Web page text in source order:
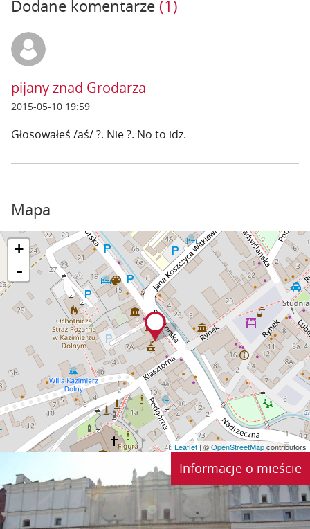
Dodane komentarze (1)
pijany znad Grodarza
2015-05-10 19:59
Głosowałeś /aś/ ?. Nie ?. No to idz.
Mapa
+
-
Leaflet | ©OpenStreetMapcontributors
Informacje o mieście